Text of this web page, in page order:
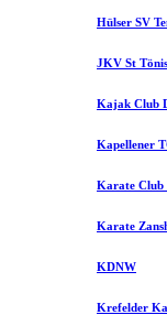
Hülser SV
JKV St Tönis
Kajak Club
Kapellener
Karate Club
Karate
KDNW
Krefelder